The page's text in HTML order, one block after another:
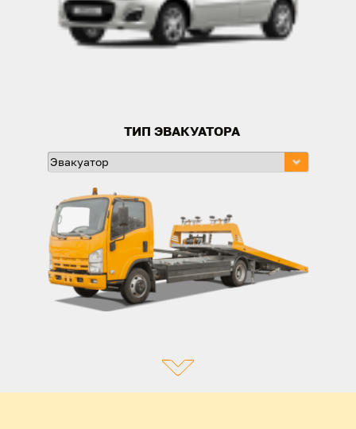
ТИП ЭВАКУАТОРА